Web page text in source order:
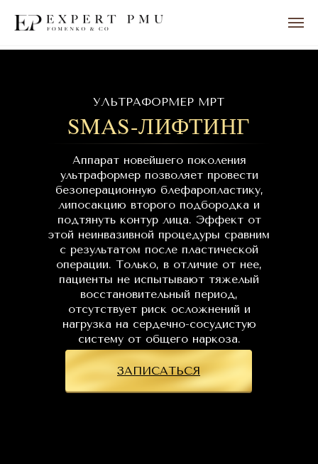
SMAS-ЛИФТИНГ
УЛЬТРАФОРМЕР МРТ
Аппарат новейшего поколения
ультраформер позволяет провести
безоперационную блефаропластику,
липосакцию второго подбородка и
подтянуть контур лица. Эффект от
этой неинвазивной процедуры сравним
с результатом после пластической
операции. Только, в отличие от нее,
пациенты не испытывают тяжелый
восстановительный период,
отсутствует риск осложнений и
нагрузка на сердечно-сосудистую
систему от общего наркоза.
ЗАПИСАТЬСЯ